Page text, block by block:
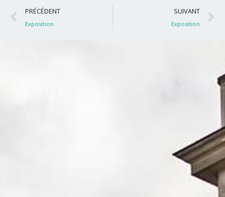
Précédent
PRÉCÉDENT
Exposition
SUIVANT
Exposition